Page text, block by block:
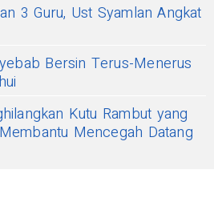
3 Guru, Ust Syamlan Angkat
Bersin Terus-Menerus
Kutu Rambut yang
Mencegah Datang